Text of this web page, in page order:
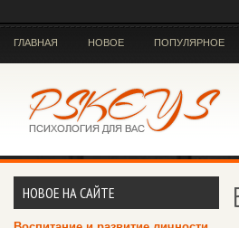
ГЛАВНАЯ НОВОЕ ПОПУЛЯРНОЕ
НОВОЕ НА САЙТЕ